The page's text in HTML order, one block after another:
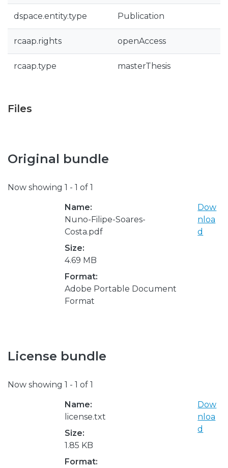
dspace.entity.type Publication
rcaap.rights openAccess
rcaap.type masterThesis
Files
Original bundle
Now showing 1 - 1 of 1
Name:
Nuno-Filipe-Soares-
Costa.pdf
Size:
4.69 MB
Format:
Adobe Portable Document
Format
Dow
nloa
d
License bundle
Now showing 1 - 1 of 1
Name:
license.txt
Size:
1.85 KB
Format:
Dow
nloa
d